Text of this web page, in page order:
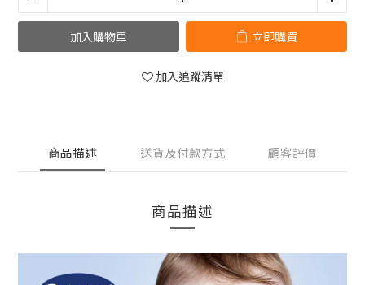
加入購物車 立即購買
加入追蹤清單
商品描述 送貨及付款方式 顧客評價
商品描述